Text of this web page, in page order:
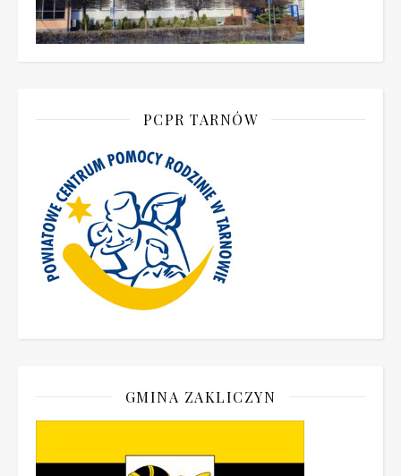
PCPR TARNÓW
GMINA ZAKLICZYN